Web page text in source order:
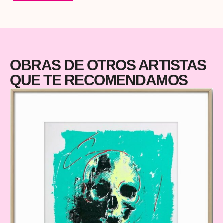
también es emoción cruda. Medida: 118 x 78 cm
OBRAS DE OTROS ARTISTAS
QUE TE RECOMENDAMOS